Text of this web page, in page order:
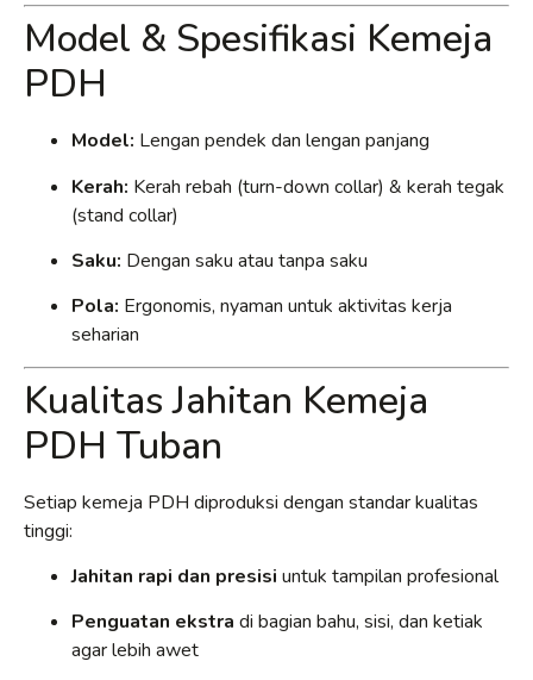
Model & Spesifikasi Kemeja
PDH
Model: Lengan pendek dan lengan panjang
Kerah: Kerah rebah (turn-down collar) & kerah tegak
(stand collar)
Saku: Dengan saku atau tanpa saku
Pola: Ergonomis, nyaman untuk aktivitas kerja
seharian
Kualitas Jahitan Kemeja
PDH Tuban
Setiap kemeja PDH diproduksi dengan standar kualitas
tinggi:
Jahitan rapi dan presisi untuk tampilan profesional
Penguatan ekstra di bagian bahu, sisi, dan ketiak
agar lebih awet